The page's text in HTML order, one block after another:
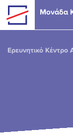
Skip to main content
Μονάδα
Ερευνητικό